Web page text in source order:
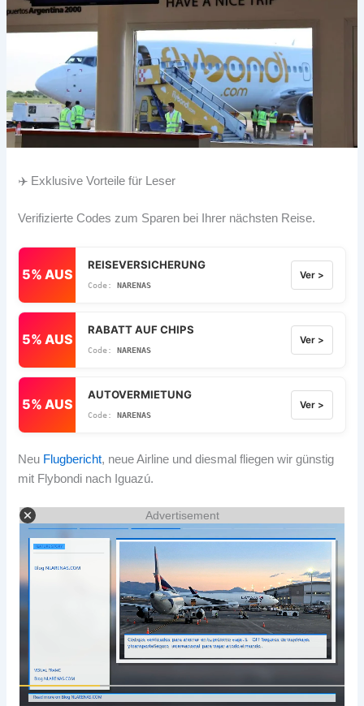
✈️ Exklusive Vorteile für Leser
Verifizierte Codes zum Sparen bei Ihrer nächsten Reise.
5% AUS
REISEVERSICHERUNG
NARENAS
Ver >
5% AUS
RABATT AUF CHIPS
NARENAS
Ver >
5% AUS
AUTOVERMIETUNG
NARENAS
Ver >
Neu Flugbericht, neue Airline und diesmal fliegen wir günstig
mit Flybondi nach Iguazú.
Advertisement